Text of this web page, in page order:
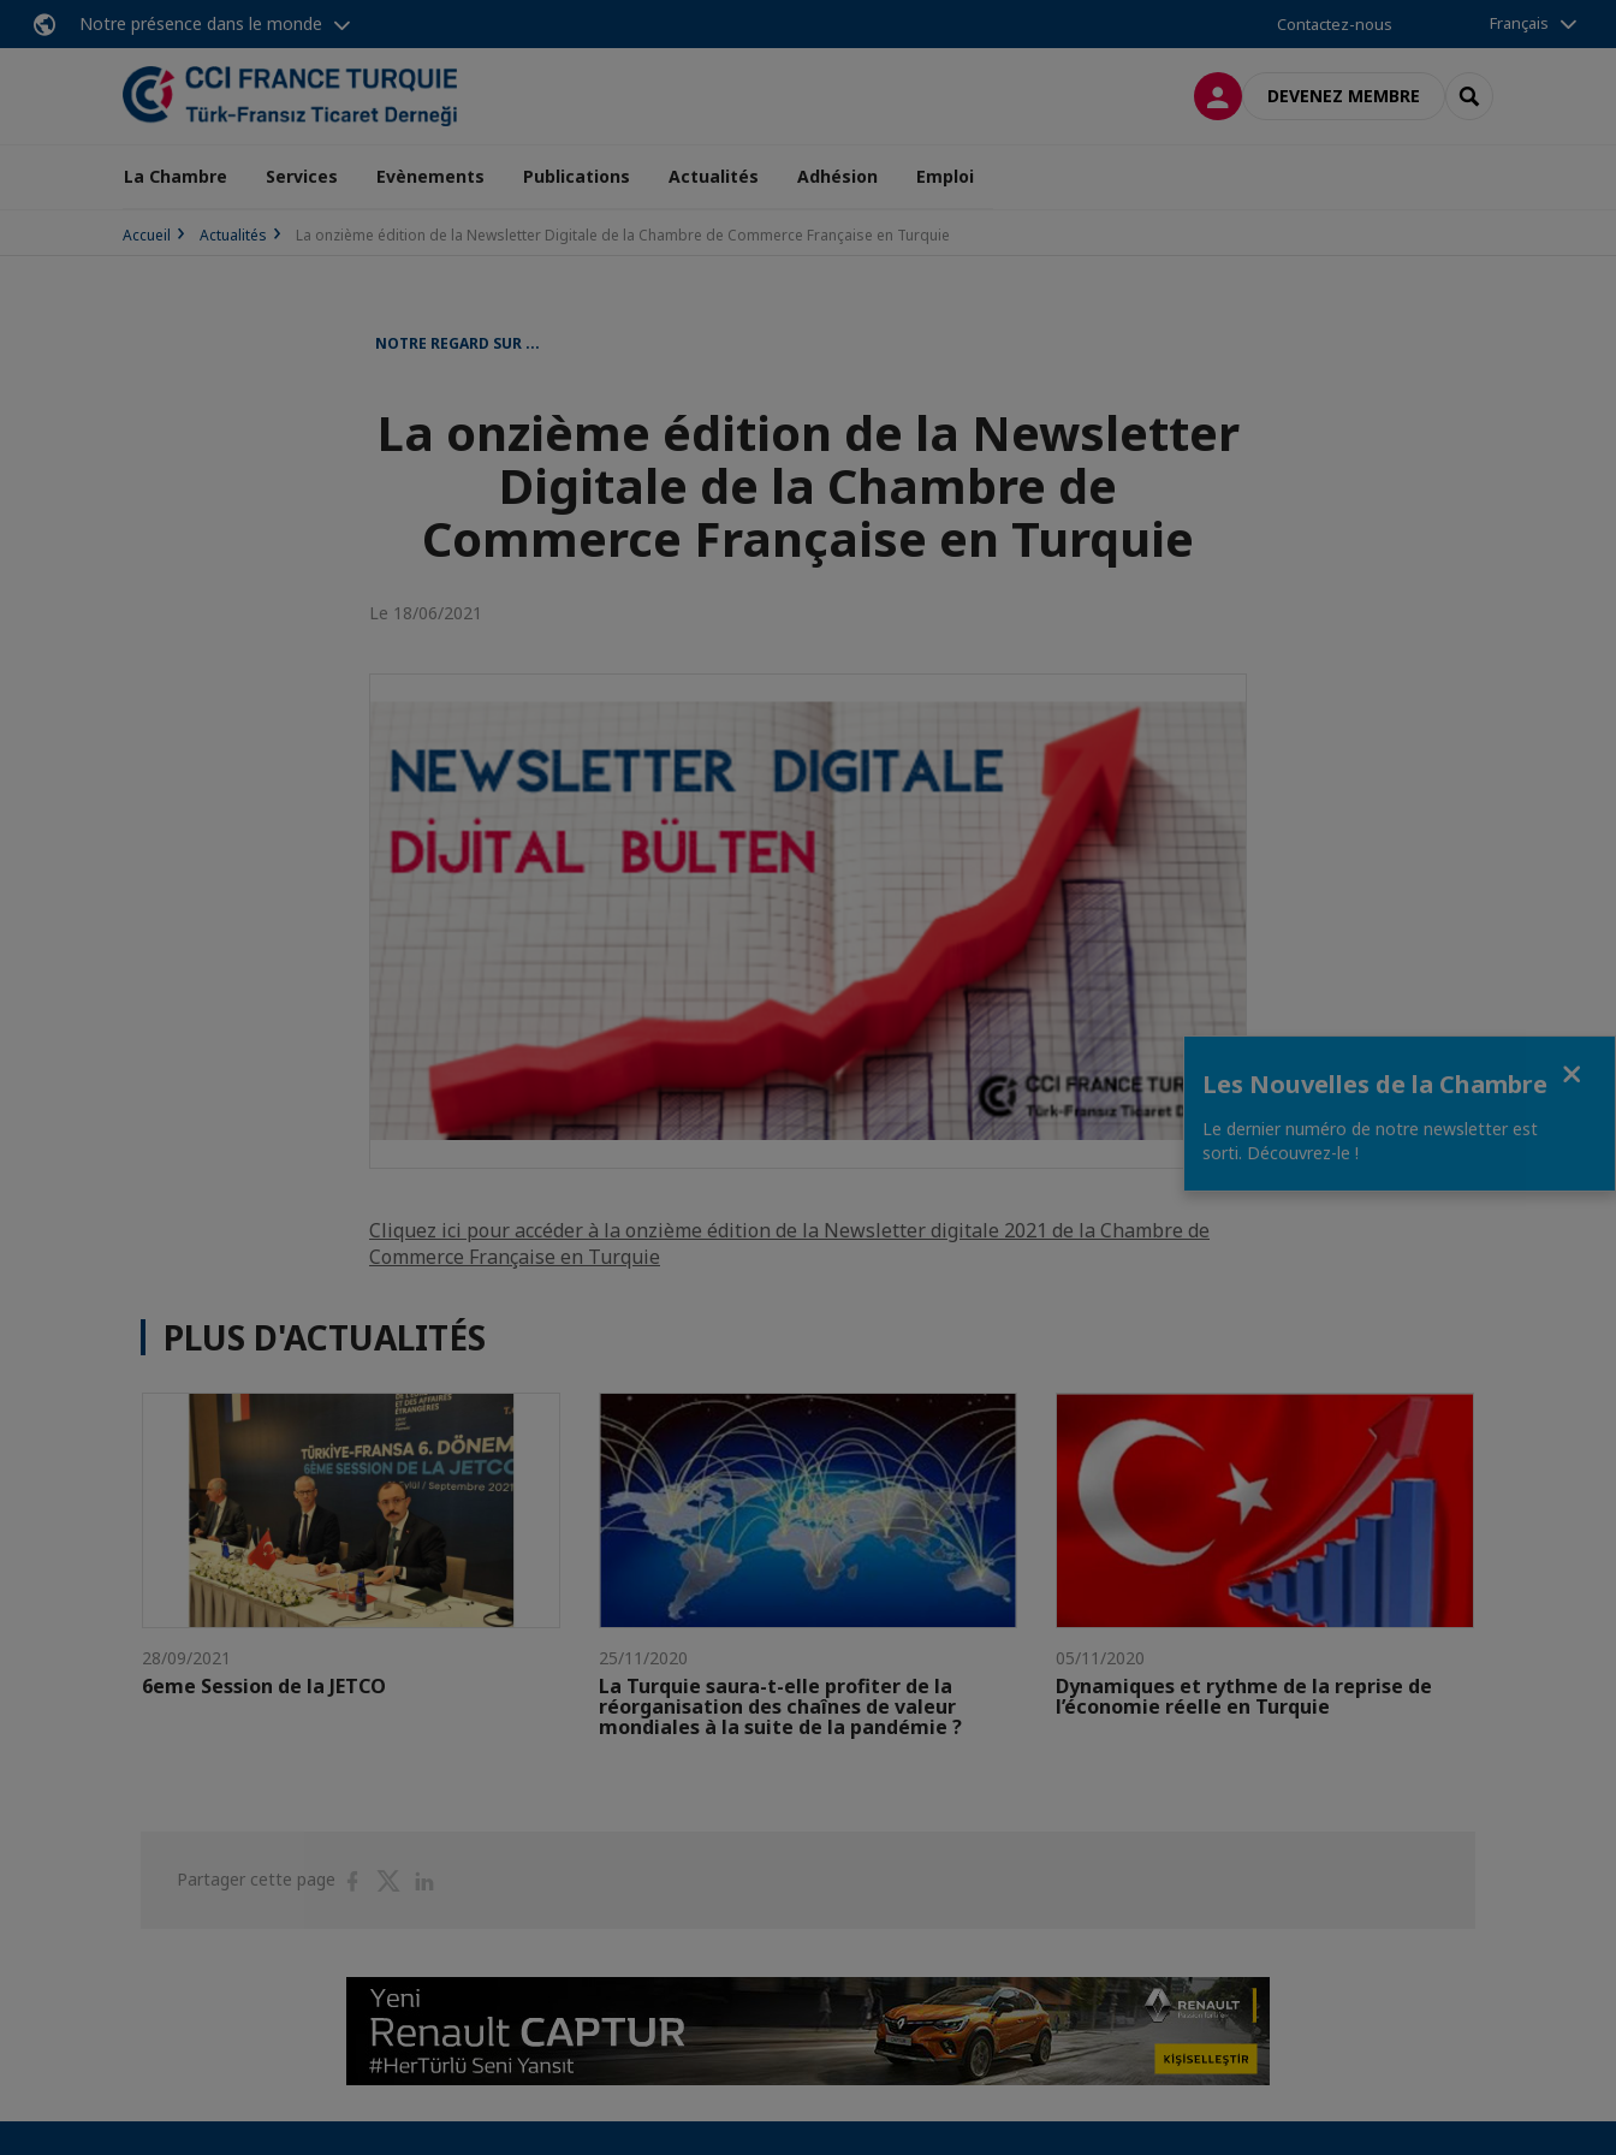
Notre présence dans le monde Contactez-nous Français
CONNEXIONDEVENEZ MEMBRE RECHERCHER
La Chambre Services Evènements Publications Actualités Adhésion Emploi
Accueil Actualités La onzième édition de la Newsletter Digitale de la Chambre de Commerce Française en Turquie
NOTRE REGARD SUR ...
La onzième édition de la Newsletter
Digitale de la Chambre de
Commerce Française en Turquie
Le 18/06/2021
Cliquez ici pour accéder à la onzième édition de la Newsletter digitale 2021 de la Chambre de
Commerce Française en Turquie
PLUS D'ACTUALITÉS
28/09/2021
6eme Session de la JETCO
25/11/2020
La Turquie saura-t-elle profiter de la
réorganisation des chaînes de valeur
mondiales à la suite de la pandémie ?
05/11/2020
Dynamiques et rythme de la reprise de
l’économie réelle en Turquie
Partager cette page
PartagerPartager
Les Nouvelles de la Chambre
Le dernier numéro de notre newsletter est
sorti. Découvrez-le !